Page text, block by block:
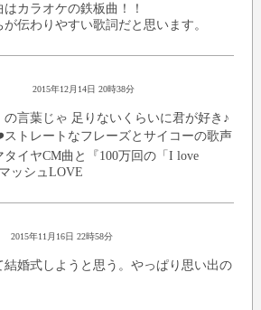
はカラオケの鉄板曲！！
伝わりやすい歌詞だと思います。
2015年12月14日 20時38分
の言葉じゃ 足りないくらいに君が好き♪
トレートなフレーズとサイコーの歌声
タイヤCM曲と『100万回の「I love
ッシュLOVE
2015年11月16日 22時58分
結婚式しようと思う。やっぱり思い出の